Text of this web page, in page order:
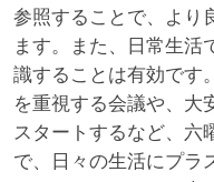
参照することで、より
ます。また、日常生活
識することは有効です
を重視する会議や、大
スタートするなど、六
で、日々の生活にプラ